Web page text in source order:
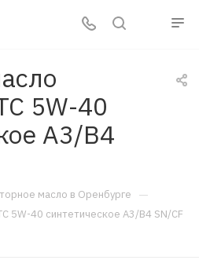
5W-40
A3/B4
масло в Оренбурге —
5W-40 синтетическое A3/B4 SN/CF